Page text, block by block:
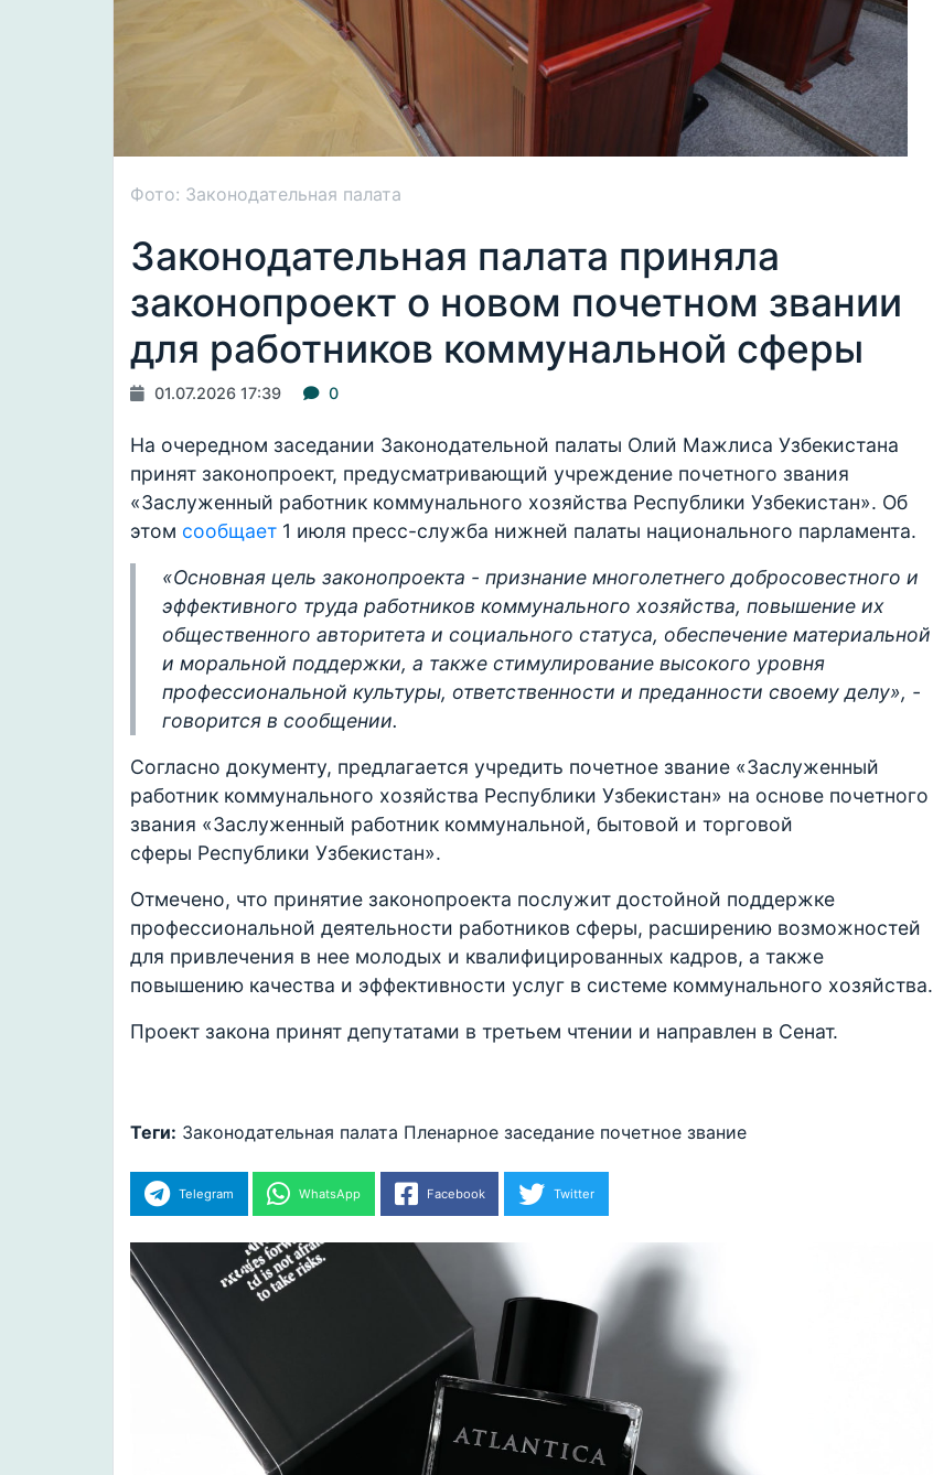
Фото: Законодательная палата
Законодательная палата приняла
законопроект о новом почетном звании
для работников коммунальной сферы
01.07.2026 17:39 0
На очередном заседании Законодательной палаты Олий Мажлиса Узбекистана
принят законопроект, предусматривающий учреждение почетного звания
«Заслуженный работник коммунального хозяйства Республики Узбекистан». Об
этом сообщает 1 июля пресс-служба нижней палаты национального парламента.
«Основная цель законопроекта - признание многолетнего добросовестного и
эффективного труда работников коммунального хозяйства, повышение их
общественного авторитета и социального статуса, обеспечение материальной
и моральной поддержки, а также стимулирование высокого уровня
профессиональной культуры, ответственности и преданности своему делу», -
говорится в сообщении.
Согласно документу, предлагается учредить почетное звание «Заслуженный
работник коммунального хозяйства Республики Узбекистан» на основе почетного
звания «Заслуженный работник коммунальной, бытовой и торговой
сферы Республики Узбекистан».
Отмечено, что принятие законопроекта послужит достойной поддержке
профессиональной деятельности работников сферы, расширению возможностей
для привлечения в нее молодых и квалифицированных кадров, а также
повышению качества и эффективности услуг в системе коммунального хозяйства.
Проект закона принят депутатами в третьем чтении и направлен в Сенат.
Теги: Законодательная палата Пленарное заседание почетное звание
Telegram WhatsApp Facebook Twitter